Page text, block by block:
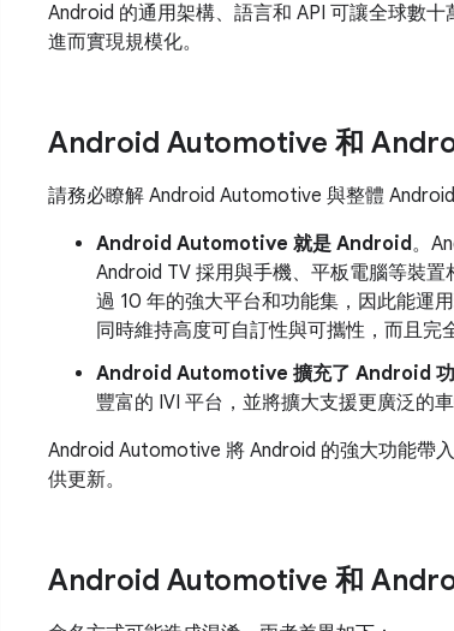
Android 的通用架構、語言和 API 可讓全球數
進而實現規模化。
Android Automotive 和
請務必瞭解 Android Automotive 與整體
Android Automotive 就是 Android。
Android TV 採用與手機、平板電腦等裝
過 10 年的強大平台和功能集，因此能運
同時維持高度可自訂性與可攜性，而且完
Android Automotive 擴充了 Android
豐富的 IVI 平台，並將擴大支援更廣泛的
Android Automotive 將 Android 的強大功能帶
供更新。
Android Automotive 和